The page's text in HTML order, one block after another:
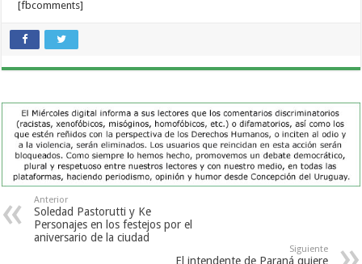
[fbcomments]
Anterior
Soledad Pastorutti y Ke
Personajes en los festejos por el
aniversario de la ciudad
Siguiente
El intendente de Paraná quiere